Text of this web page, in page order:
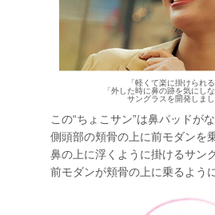
「軽くて楽に掛けられる
「外した時に鼻の跡を気にしな
サングラスを開発しまし
この“ちょこサン”は鼻パッドがな
側頭部の頬骨の上に前モダンを
鼻の上に浮くように掛けるサン
前モダンが頬骨の上に乗るよう